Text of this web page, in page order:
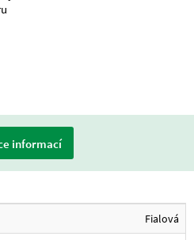
informací
Fialová